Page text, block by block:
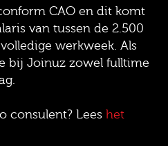
CAO en dit komt
van tussen de 2.500
werkweek. Als
bij Joinuz zowel fulltime
consulent? Lees het